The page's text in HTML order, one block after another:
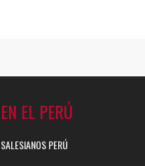
EN EL PERÚ
SALESIANOS PERÚ